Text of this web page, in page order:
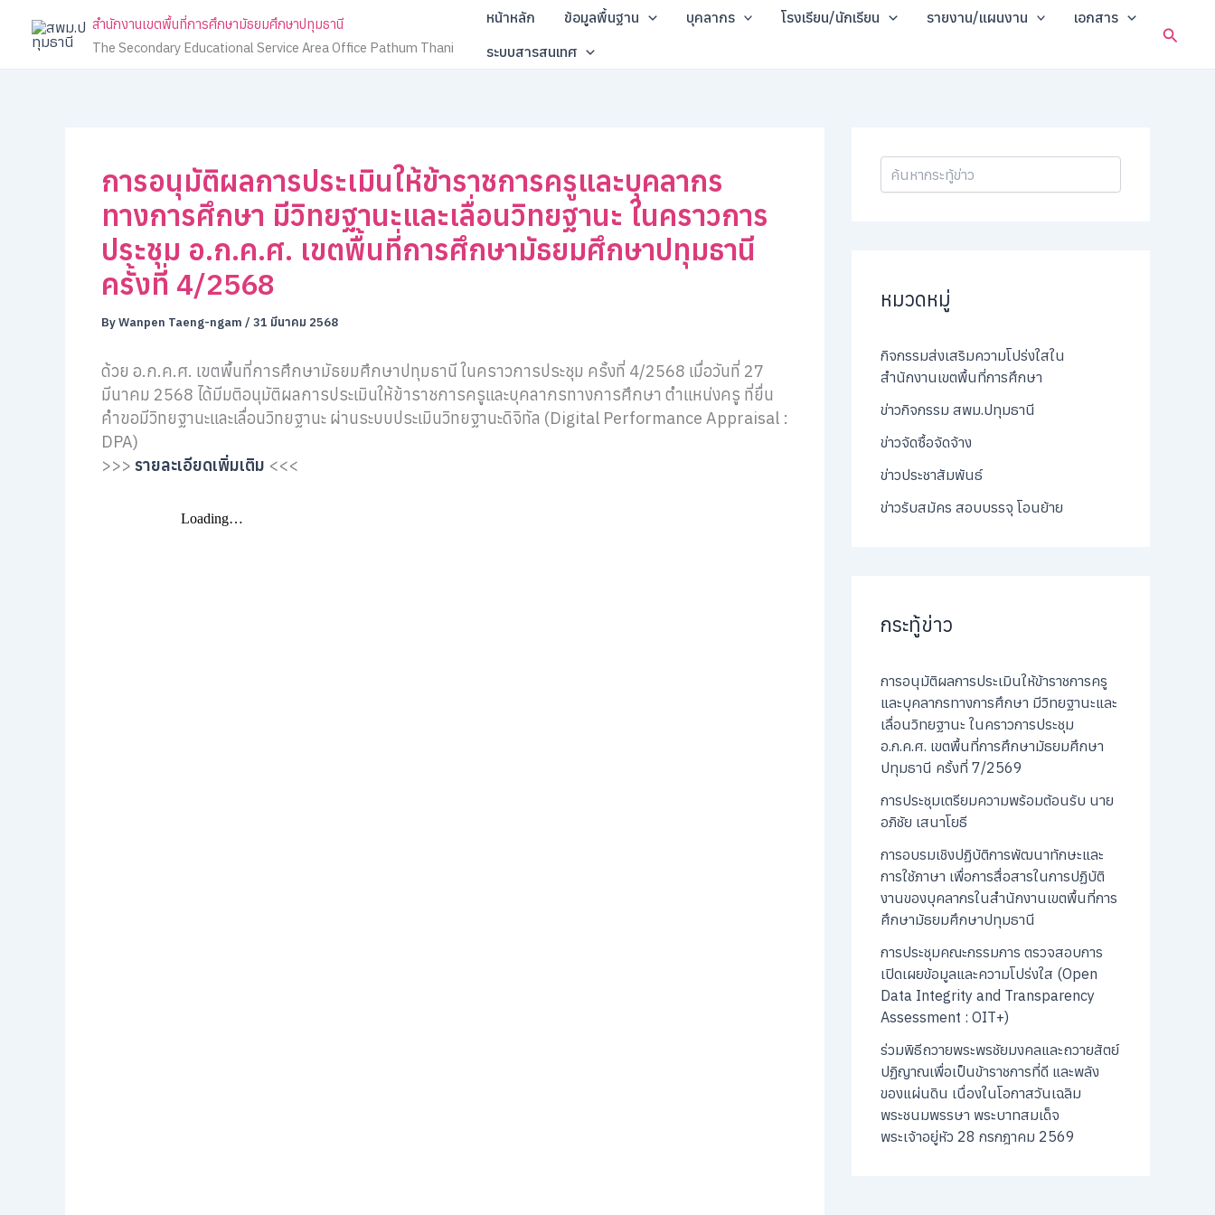
สำนักงานเขตพื้นที่การศึกษามัธยมศึกษาปทุมธานี
The Secondary Educational Service Area Office Pathum Thani
หน้าหลัก ข้อมูลพื้นฐาน บุคลากร โรงเรียน/นักเรียน รายงาน/แผนงาน
เอกสาร
ระบบสารสนเทศ
Search
การอนุมัติผลการประเมินให้ข้าราชการครูและบุคลากร
ทางการศึกษา มีวิทยฐานะและเลื่อนวิทยฐานะ ในคราวการ
ประชุม อ.ก.ค.ศ. เขตพื้นที่การศึกษามัธยมศึกษาปทุมธานี
ครั้งที่ 4/2568
ByWanpen Taeng-ngam / 31 มีนาคม 2568
ด้วย อ.ก.ค.ศ. เขตพื้นที่การศึกษามัธยมศึกษาปทุมธานี ในคราวการประชุม ครั้งที่ 4/2568 เมื่อวันที่ 27
มีนาคม 2568 ได้มีมติอนุมัติผลการประเมินให้ข้าราชการครูและบุคลากรทางการศึกษา ตำแหน่งครู ที่ยื่น
คำขอมีวิทยฐานะและเลื่อนวิทยฐานะ ผ่านระบบประเมินวิทยฐานะดิจิทัล (Digital Performance Appraisal :
DPA)
>>> รายละเอียดเพิ่มเติม <<<
หมวดหมู่
กิจกรรมส่งเสริมความโปร่งใสใน
สำนักงานเขตพื้นที่การศึกษา
ข่าวกิจกรรม สพม.ปทุมธานี
ข่าวจัดซื้อจัดจ้าง
ข่าวประชาสัมพันธ์
ข่าวรับสมัคร สอบบรรจุ โอนย้าย
กระทู้ข่าว
การอนุมัติผลการประเมินให้ข้าราชการครู
และบุคลากรทางการศึกษา มีวิทยฐานะและ
เลื่อนวิทยฐานะ ในคราวการประชุม
อ.ก.ค.ศ. เขตพื้นที่การศึกษามัธยมศึกษา
ปทุมธานี ครั้งที่ 7/2569
การประชุมเตรียมความพร้อมต้อนรับ นาย
อภิชัย เสนาโยธี
การอบรมเชิงปฏิบัติการพัฒนาทักษะและ
การใช้ภาษา เพื่อการสื่อสารในการปฏิบัติ
งานของบุคลากรในสำนักงานเขตพื้นที่การ
ศึกษามัธยมศึกษาปทุมธานี
การประชุมคณะกรรมการ ตรวจสอบการ
เปิดเผยข้อมูลและความโปร่งใส (Open
Data Integrity and Transparency
Assessment : OIT+)
ร่วมพิธีถวายพระพรชัยมงคลและถวายสัตย์
ปฏิญาณเพื่อเป็นข้าราชการที่ดี และพลัง
ของแผ่นดิน เนื่องในโอกาสวันเฉลิม
พระชนมพรรษา พระบาทสมเด็จ
พระเจ้าอยู่หัว 28 กรกฎาคม 2569